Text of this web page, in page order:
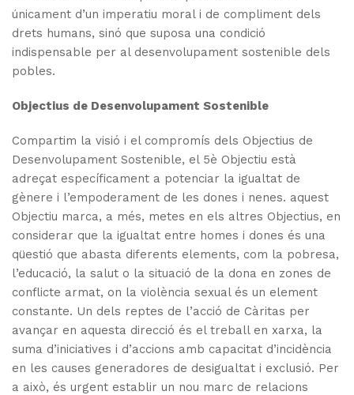
únicament d’un imperatiu moral i de compliment dels
drets humans, sinó que suposa una condició
indispensable per al desenvolupament sostenible dels
pobles.
Objectius de Desenvolupament Sostenible
Compartim la visió i el compromís dels Objectius de
Desenvolupament Sostenible, el 5è Objectiu està
adreçat específicament a potenciar la igualtat de
gènere i l’empoderament de les dones i nenes. aquest
Objectiu marca, a més, metes en els altres Objectius, en
considerar que la igualtat entre homes i dones és una
qüestió que abasta diferents elements, com la pobresa,
l’educació, la salut o la situació de la dona en zones de
conflicte armat, on la violència sexual és un element
constante. Un dels reptes de l’acció de Càritas per
avançar en aquesta direcció és el treball en xarxa, la
suma d’iniciatives i d’accions amb capacitat d’incidència
en les causes generadores de desigualtat i exclusió. Per
a això, és urgent establir un nou marc de relacions